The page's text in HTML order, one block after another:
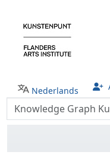
Nederlands